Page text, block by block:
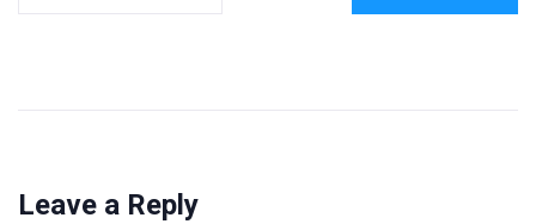
Leave a Reply